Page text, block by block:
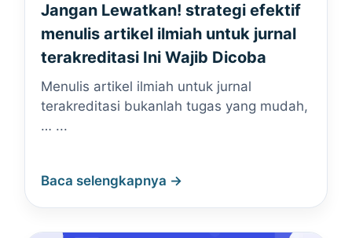
Jangan Lewatkan! strategi efektif
menulis artikel ilmiah untuk jurnal
terakreditasi Ini Wajib Dicoba
Menulis artikel ilmiah untuk jurnal
terakreditasi bukanlah tugas yang mudah,
… ...
Baca selengkapnya →